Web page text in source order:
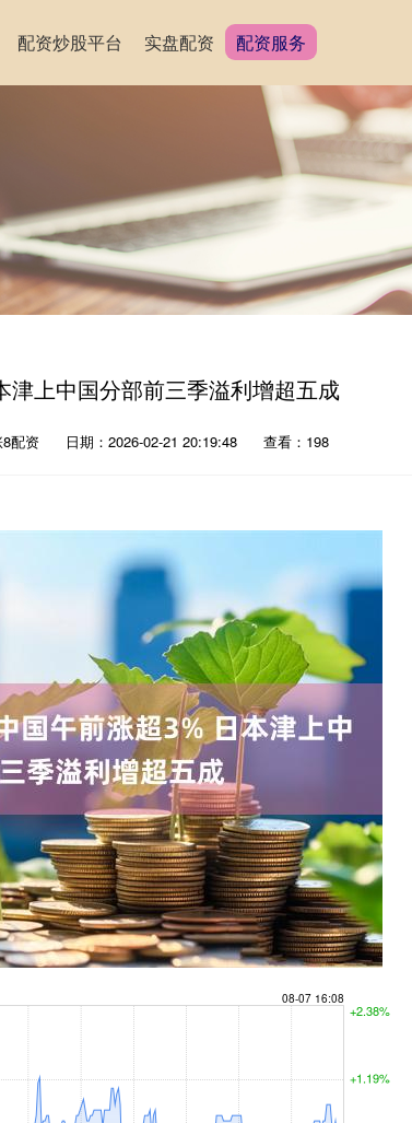
配资炒股平台 实盘配资 配资服务
上中国分部前三季溢利增超五成
配资 日期：2026-02-21 20:19:48 查看：198
沪深300 4694.44